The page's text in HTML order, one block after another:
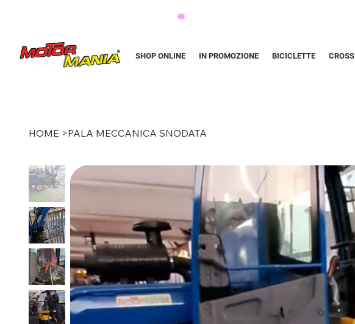
SHOP ONLINE IN PROMOZIONE BICICLETTE CROSS
HOME >PALA MECCANICA SNODATA